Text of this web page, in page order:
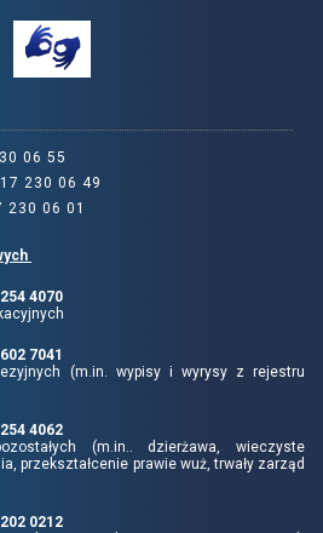
06 55
17 230 06 49
230 06 01
4070
7041
(m.in. wypisy i wyrysy z rejestru
4062
(m.in.. dzierżawa, wieczyste
przekształcenie prawie wuż, trwały zarząd
0212